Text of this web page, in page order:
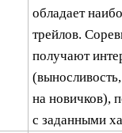
обладает
трейлов.
получают
на новичков),
с заданными